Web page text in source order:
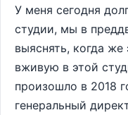
У меня сегодня
студии, мы в
выяснять, когда же
вживую в этой
произошло в 2018
генеральный